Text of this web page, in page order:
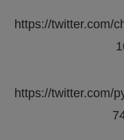
https://twitter.com/
https://twitter.com/